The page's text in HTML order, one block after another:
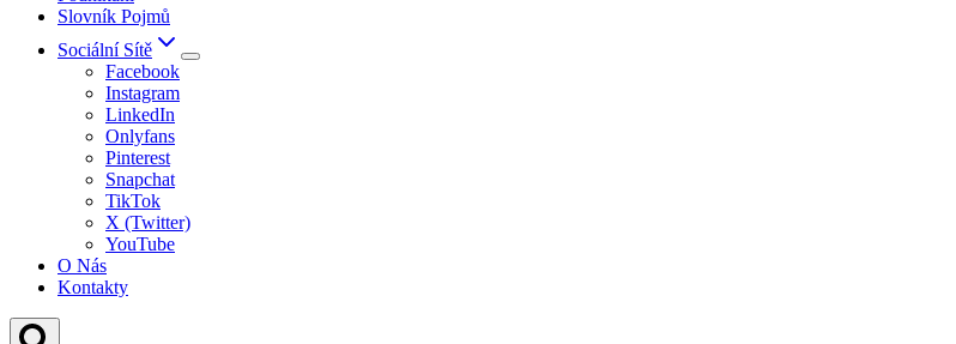
Slovník Pojmů
Sociální Sítě
Facebook
Instagram
LinkedIn
Onlyfans
Pinterest
Snapchat
TikTok
X (Twitter)
YouTube
O Nás
Kontakty